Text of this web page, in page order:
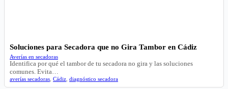
Soluciones para Secadora que no Gira Tambor en Cádiz
Averías en secadoras
Identifica por qué el tambor de tu secadora no gira y las soluciones
comunes. Evita…
averías secadoras Cádiz diagnóstico secadora